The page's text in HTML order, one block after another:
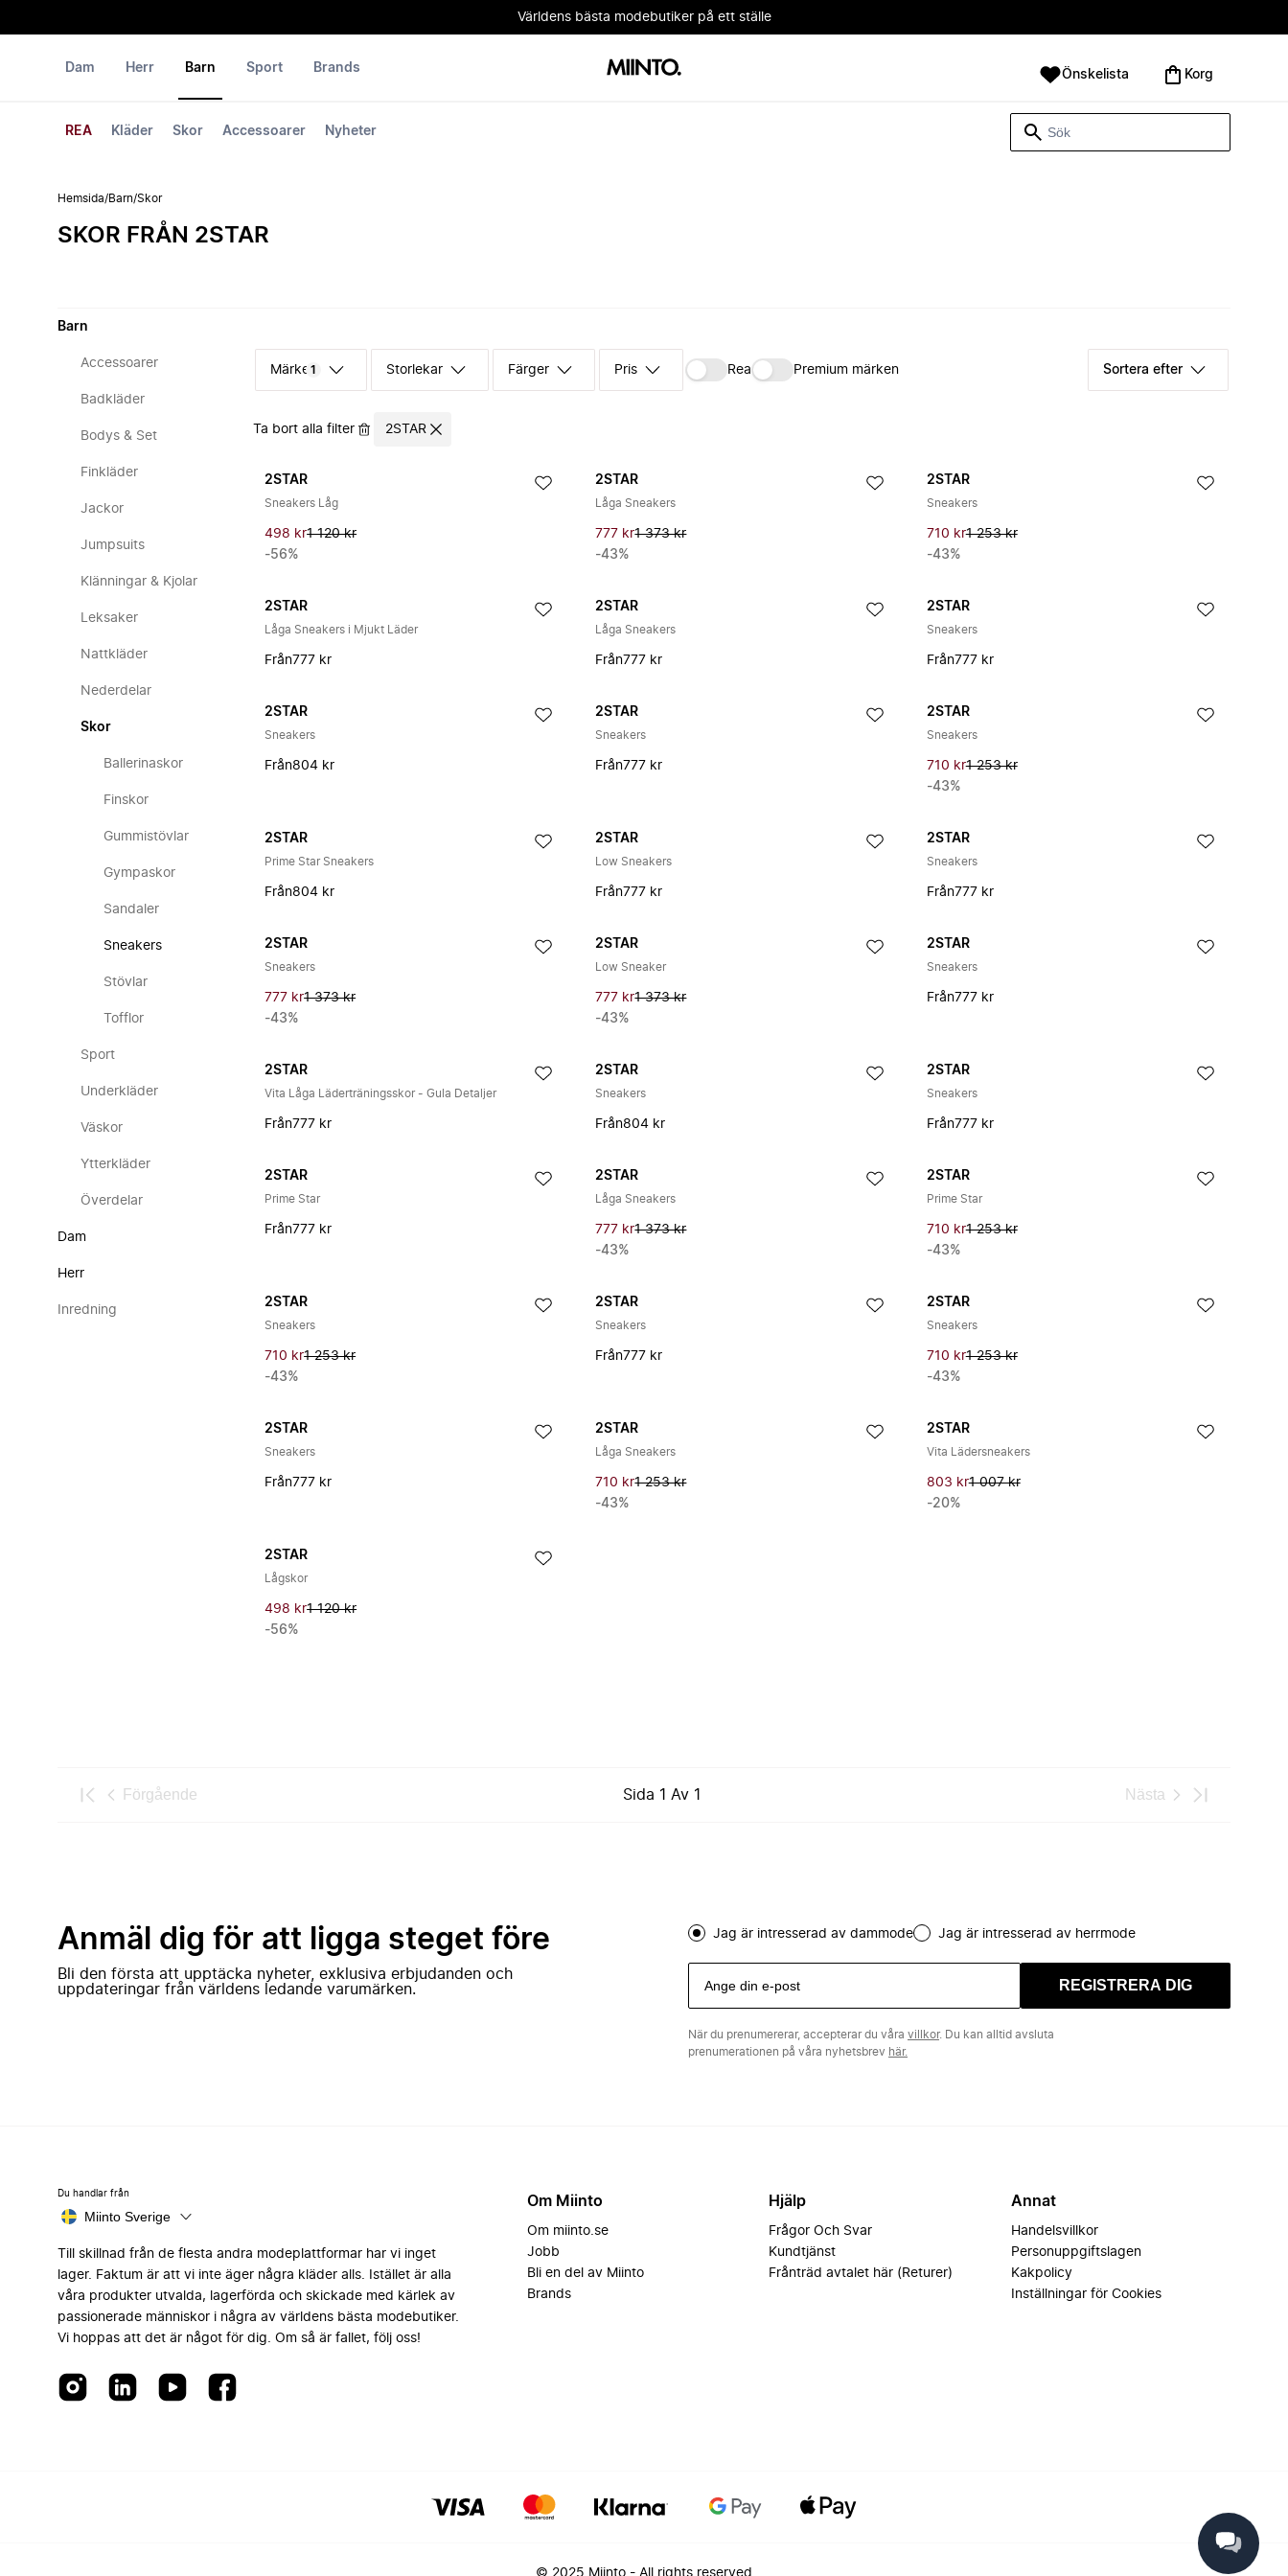
Världens bästa modebutiker på ett ställe
Dam Herr Barn
REA Kläder Skor Accessoarer Nyheter
Sport Brands Önskelista Korg
Hemsida/Barn/Skor
SKOR FRÅN 2STAR
Barn
Accessoarer
Badkläder
Bodys & Set
Finkläder
Jackor
Jumpsuits
Klänningar & Kjolar
Leksaker
Nattkläder
Nederdelar
Skor
Ballerinaskor
Finskor
Gummistövlar
Gympaskor
Sandaler
Sneakers
Stövlar
Tofflor
Sport
Underkläder
Väskor
Ytterkläder
Överdelar
Dam
Herr
Inredning
Märke 1 Storlekar Färger Pris Rea Premium märken Sortera efter
Ta bort alla filter 2STAR
2STAR
Sneakers Låg
498 kr1 120 kr
-56%
2STAR
Låga Sneakers
777 kr1 373 kr
-43%
2STAR
Sneakers
710 kr1 253 kr
-43%
2STAR
Låga Sneakers i Mjukt Läder
Från777 kr
2STAR
Låga Sneakers
Från777 kr
2STAR
Sneakers
Från777 kr
2STAR
Sneakers
Från804 kr
2STAR
Sneakers
Från777 kr
2STAR
Sneakers
710 kr1 253 kr
-43%
2STAR
Prime Star Sneakers
Från804 kr
2STAR
Low Sneakers
Från777 kr
2STAR
Sneakers
Från777 kr
2STAR
Sneakers
777 kr1 373 kr
-43%
2STAR
Low Sneaker
777 kr1 373 kr
-43%
2STAR
Sneakers
Från777 kr
2STAR
Vita Låga Läderträningsskor - Gula Detaljer
Från777 kr
2STAR
Sneakers
Från804 kr
2STAR
Sneakers
Från777 kr
2STAR
Prime Star
Från777 kr
2STAR
Låga Sneakers
777 kr1 373 kr
-43%
2STAR
Prime Star
710 kr1 253 kr
-43%
2STAR
Sneakers
710 kr1 253 kr
-43%
2STAR
Sneakers
Från777 kr
2STAR
Sneakers
710 kr1 253 kr
-43%
2STAR
Sneakers
Från777 kr
2STAR
Låga Sneakers
710 kr1 253 kr
-43%
2STAR
Vita Lädersneakers
803 kr1 007 kr
-20%
2STAR
Lågskor
498 kr1 120 kr
-56%
Förgående Sida 1 Av 1 Nästa
Anmäl dig för att ligga steget före
Bli den första att upptäcka nyheter, exklusiva erbjudanden och
uppdateringar från världens ledande varumärken.
Jag är intresserad av dammode Jag är intresserad av herrmode
REGISTRERA DIG
När du prenumererar, accepterar du våra villkor. Du kan alltid avsluta
prenumerationen på våra nyhetsbrev här.
Du handlar från
Miinto Sverige
Till skillnad från de flesta andra modeplattformar har vi inget
lager. Faktum är att vi inte äger några kläder alls. Istället är alla
våra produkter utvalda, lagerförda och skickade med kärlek av
passionerade människor i några av världens bästa modebutiker.
Vi hoppas att det är något för dig. Om så är fallet, följ oss!
Om Miinto
Om miinto.se
Jobb
Bli en del av Miinto
Brands
Hjälp
Frågor Och Svar
Kundtjänst
Frånträd avtalet här (Returer)
Annat
Handelsvillkor
Personuppgiftslagen
Kakpolicy
Inställningar för Cookies
© 2025 Miinto - All rights reserved